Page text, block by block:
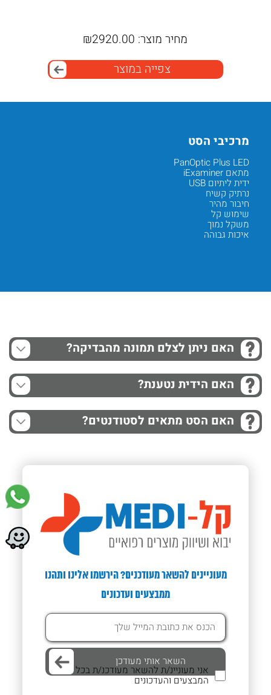
מחיר מוצר: ₪2920.00
צפייה במוצר
מרכיבי הסט
PanOptic Plus LED
מתאם iExaminer
ידית ליתיום USB
נרתיק קשיח
חיבור מהיר
שימוש קל
משקל נמוך
איכות גבוהה
האם ניתן לצלם תמונה מהבדיקה?
האם הידית נטענת?
האם הסט מתאים לסטודנטים?
מעוניינים להשאר מעודכנים? הירשמו אלינו ותהנו
ממבצעים ועדכונים
אני מעוניינ/ת להשאר מעודכנ/ת בכל
המבצעים והעדכונים